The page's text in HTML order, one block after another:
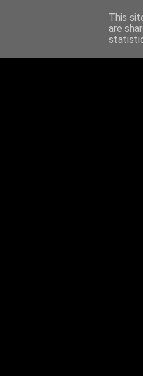
This
are